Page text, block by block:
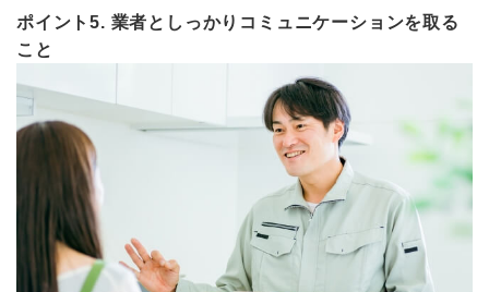
ポイント5. 業者としっかりコミュニケーションを取る
こと